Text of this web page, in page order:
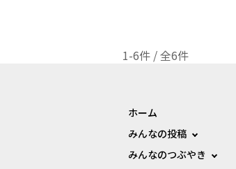
1-6件 / 全6件
ホーム
みんなの投稿
みんなのつぶやき